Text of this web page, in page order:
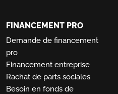
FINANCEMENT PRO
Demande de financement
pro
Financement entreprise
Rachat de parts sociales
Besoin en fonds de